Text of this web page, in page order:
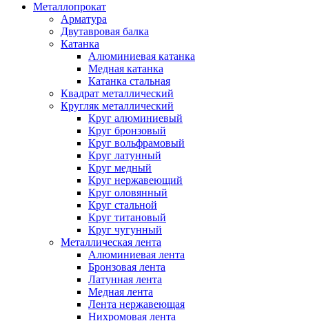
Металлопрокат
Арматура
Двутавровая балка
Катанка
Алюминиевая катанка
Медная катанка
Катанка стальная
Квадрат металлический
Кругляк металлический
Круг алюминиевый
Круг бронзовый
Круг вольфрамовый
Круг латунный
Круг медный
Круг нержавеющий
Круг оловянный
Круг стальной
Круг титановый
Круг чугунный
Металлическая лента
Алюминиевая лента
Бронзовая лента
Латунная лента
Медная лента
Лента нержавеющая
Нихромовая лента